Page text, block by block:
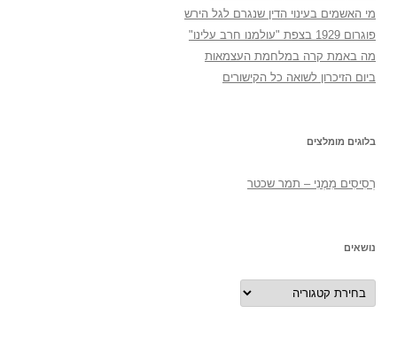
מי האשמים בעינוי הדין שנגרם לגל הירש
פוגרום 1929 בצפת "עולמנו חרב עלינו"
מה באמת קרה במלחמת העצמאות
ביום הזיכרון לשואה כל הקישורים
בלוגים מומלצים
רְסִיסִים מִמֶנִי – תמר שכטר
נושאים
נושאים